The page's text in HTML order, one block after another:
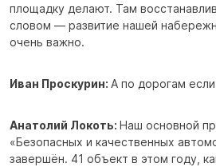
площадку делают. Там
словом — развитие нашей
очень важно.
Иван Проскурин: А по дорогам
Анатолий Локоть: Наш основной
«Безопасных и качественных
завершён. 41 объект в этом году,